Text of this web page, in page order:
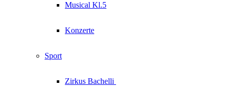
Musical Kl.5
Konzerte
Sport
Zirkus Bachelli